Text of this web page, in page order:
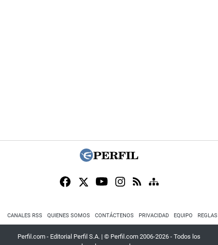
CANALES RSS QUIENES SOMOS CONTÁCTENOS PRIVACIDAD EQUIPO
Perfil.com - Editorial Perfil S.A. | © Perfil.com 2006-2026 - Todos los